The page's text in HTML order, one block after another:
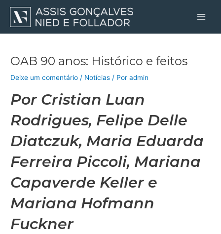
OAB 90 anos: Histórico e feitos
Deixe um comentário / Notícias / Poradmin
Por Cristian Luan
Rodrigues, Felipe Delle
Diatczuk, Maria Eduarda
Ferreira Piccoli, Mariana
Capaverde Keller e
Mariana Hofmann
Fuckner
navigation